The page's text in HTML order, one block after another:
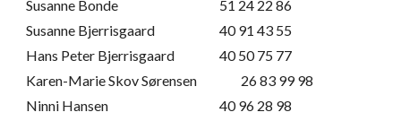
Susanne Bonde
51 24 22 86
Susanne Bjerrisgaard
40 91 43 55
Hans Peter Bjerrisgaard
40 50 75 77
Karen-Marie Skov Sørensen
26 83 99 98
Ninni Hansen
40 96 28 98